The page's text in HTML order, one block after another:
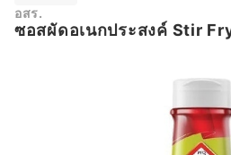
อสร.
ซอสผัดอเนกประสงค์ Stir